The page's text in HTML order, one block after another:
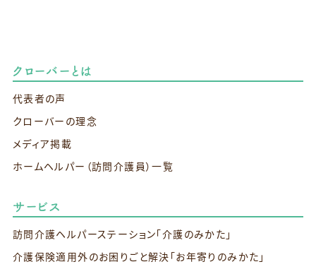
クローバーとは
代表者の声
クローバーの理念
メディア掲載
ホームヘルパー（訪問介護員）一覧
サービス
訪問介護ヘルパーステーション「介護のみかた」
介護保険適用外のお困りごと解決 「お年寄りのみかた」